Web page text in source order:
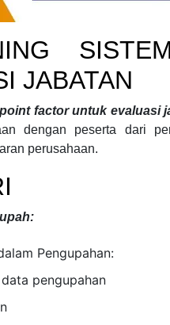
JABATAN
factor untuk evaluasi
dengan peserta dari
perusahaan.
Pengupahan:
pengupahan